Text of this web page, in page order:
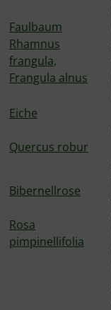
Faulbaum
Rhamnus
frangula,
Frangula alnus
Eiche
Quercus robur
Bibernellrose
Rosa
pimpinellifolia